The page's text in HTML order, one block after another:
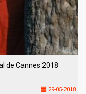
de Cannes 2018
29-05-2018